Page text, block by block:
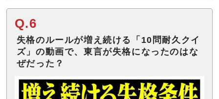
Q.6
失格のルールが増え続ける「10問耐久クイ
ズ」の動画で、東言が失格になったのはな
ぜだった？